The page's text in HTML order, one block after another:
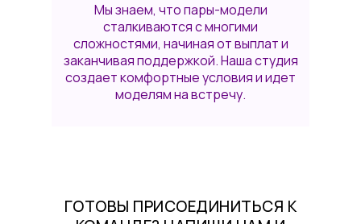
Мы знаем, что пары-модели
сталкиваются с многими
сложностями, начиная от выплат и
заканчивая поддержкой. Наша студия
создает комфортные условия и идет
моделям на встречу.
ГОТОВЫ ПРИСОЕДИНИТЬСЯ К